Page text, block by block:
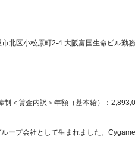
北区小松原町2-4 大阪富国生命ビル勤
＜賃金内訳＞年額（基本給）：
ープ会社として生まれました。